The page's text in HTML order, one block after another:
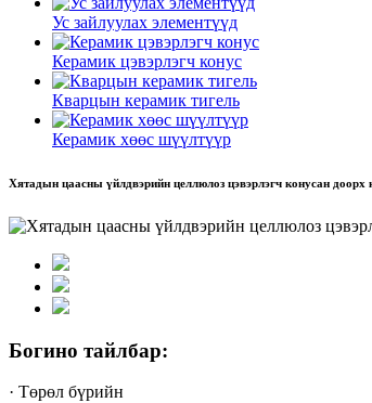
Ус зайлуулах элементүүд
Керамик цэвэрлэгч конус
Кварцын керамик тигель
Керамик хөөс шүүлтүүр
Хятадын цаасны үйлдвэрийн целлюлоз цэвэрлэгч конусан
Богино тайлбар:
· Төрөл бүрийн